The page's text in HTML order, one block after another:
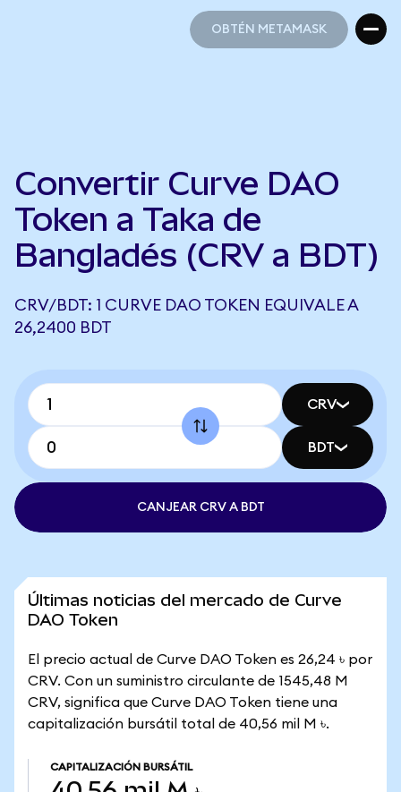
OBTÉN METAMASK
Convertir Curve DAO
Token a Taka de
Bangladés (CRV a BDT)
CRV/BDT: 1 CURVE DAO TOKEN EQUIVALE A
26,2400 BDT
CRV
BDT
CANJEAR CRV A BDT
Últimas noticias del mercado de Curve
DAO Token
El precio actual de Curve DAO Token es 26,24 ৳ por
CRV. Con un suministro circulante de 1545,48 M
CRV, significa que Curve DAO Token tiene una
capitalización bursátil total de 40,56 mil M ৳.
CAPITALIZACIÓN BURSÁTIL